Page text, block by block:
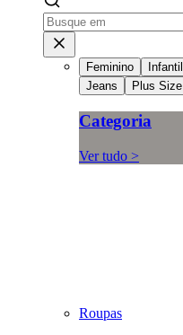
Feminino Infantil
Jeans
Plus Size
Categoria
Ver tudo >
Roupas